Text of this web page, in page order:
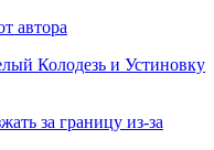
автора
Колодезь и Устиновку
за границу из-за